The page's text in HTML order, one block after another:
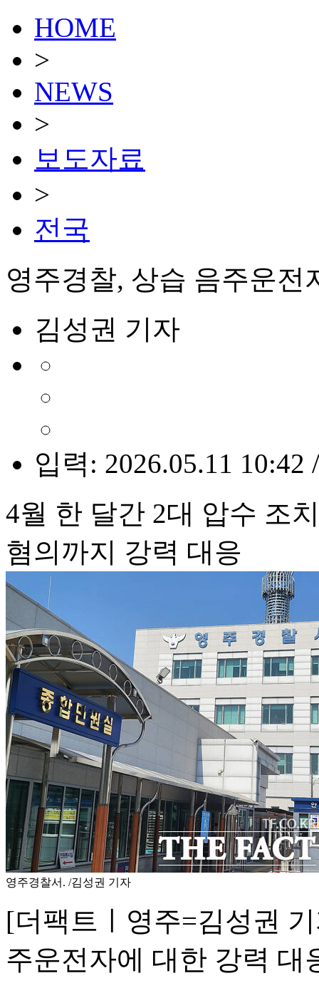
HOME
>
NEWS
>
보도자료
>
전국
영주경찰, 상습 음주운전
김성권 기자
입력: 2026.05.11 10:42
4월 한 달간 2대 압수 조
혐의까지 강력 대응
영주경찰서. /김성권 기자
[더팩트ㅣ영주=김성권
주운전자에 대한 강력 대